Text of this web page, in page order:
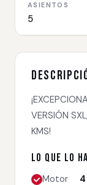
ASIENTOS
5
VERSIÓN
KMS!
Lo que lo
Motor
4